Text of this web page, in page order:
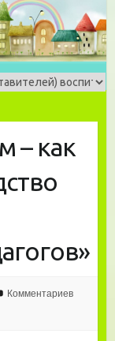
– как
Комментариев